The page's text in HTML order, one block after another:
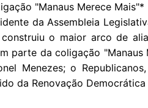
"Manaus Merece Mais"*
da Assembleia
o maior arco de
parte da coligação "Manaus
Menezes; o
da Renovação